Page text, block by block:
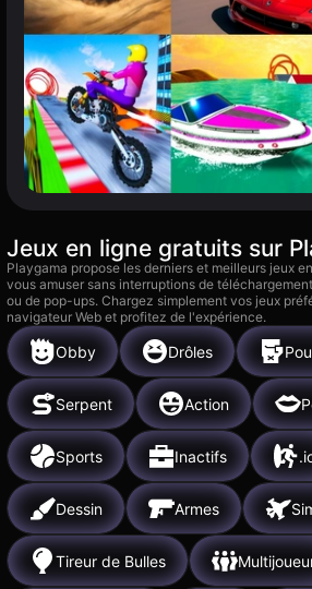
Jeux en ligne gratuits sur
Playgama propose les derniers et meilleurs jeux
vous amuser sans interruptions de
ou de pop-ups. Chargez simplement vos jeux
navigateur Web et profitez de l'expérience.
Obby Drôles
Serpent Action
Sports Inactifs
Dessin Armes
Tireur de Bulles